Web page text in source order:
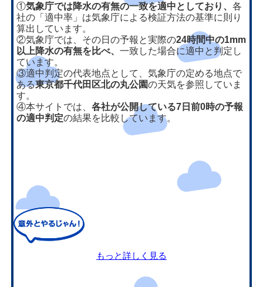
①気象庁では降水の有無の一致を適中としており、各
社の「適中率」は気象庁による検証方法の基準に則り
算出しています。
②気象庁では、その日の予報と実際の24時間中の1mm
以上降水の有無を比べ、一致した場合に適中と判定し
ています。
③適中判定の代表地点として、気象庁の定める地点で
ある東京都千代田区北の丸公園の天気を参照していま
す。
④本サイトでは、各社が公開している7日前0時の予報
の適中判定の結果を比較しています。
もっと詳しく見る